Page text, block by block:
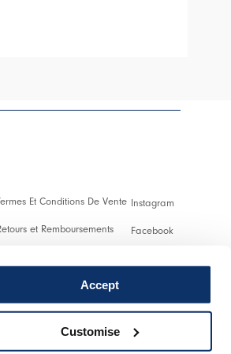
Accept
Customise
Et Conditions De Vente
et Remboursements
Instagram
Facebook
Twitter
Spotify